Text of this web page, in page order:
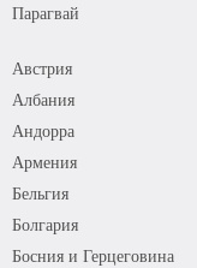
Парагвай
Австрия
Албания
Андорра
Армения
Бельгия
Болгария
Босния и Герцеговина